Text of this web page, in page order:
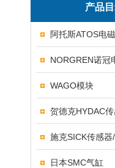
产品
阿托斯ATOS电
NORGREN诺冠
WAGO模块
贺德克HYDAC
施克SICK传感器
日本SMC气缸